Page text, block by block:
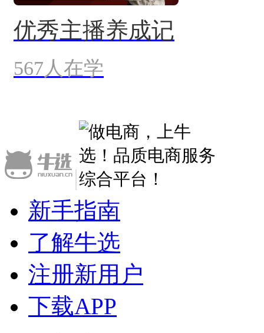
优秀主播养成记
567人在学
|
新手指南
了解牛选
注册新用户
下载APP